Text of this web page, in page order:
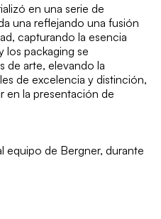
en una serie de
una reflejando una fusión
capturando la esencia
los packaging se
de arte, elevando la
de excelencia y distinción,
en la presentación de
equipo de Bergner, durante